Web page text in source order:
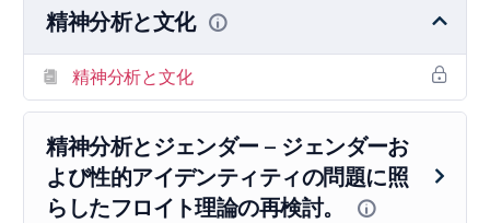
精神分析と文化
精神分析と文化
精神分析とジェンダー – ジェンダーお
よび性的アイデンティティの問題に照
らしたフロイト理論の再検討。